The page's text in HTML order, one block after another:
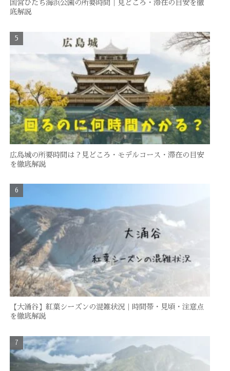
国営ひたち海浜公園の所要時間｜見どころ・滞在の目安を徹
底解説
広島城の所要時間は？見どころ・モデルコース・滞在の目安
を徹底解説
【大涌谷】紅葉シーズンの混雑状況｜時間帯・見頃・注意点
を徹底解説